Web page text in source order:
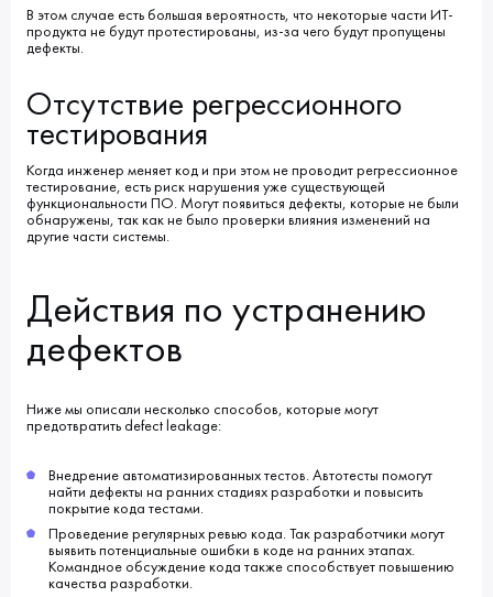
В этом случае есть большая вероятность, что некоторые части ИТ-
продукта не будут протестированы, из-за чего будут пропущены
дефекты.
Отсутствие регрессионного
тестирования
Когда инженер меняет код и при этом не проводит регрессионное
тестирование, есть риск нарушения уже существующей
функциональности ПО. Могут появиться дефекты, которые не были
обнаружены, так как не было проверки влияния изменений на
другие части системы.
Действия по устранению
дефектов
Ниже мы описали несколько способов, которые могут
предотвратить defect leakage:
Внедрение автоматизированных тестов. Автотесты помогут
найти дефекты на ранних стадиях разработки и повысить
покрытие кода тестами.
Проведение регулярных ревью кода. Так разработчики могут
выявить потенциальные ошибки в коде на ранних этапах.
Командное обсуждение кода также способствует повышению
качества разработки.